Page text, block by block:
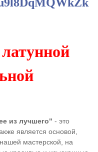
из лучшего" - это
является основой,
мастерской, на